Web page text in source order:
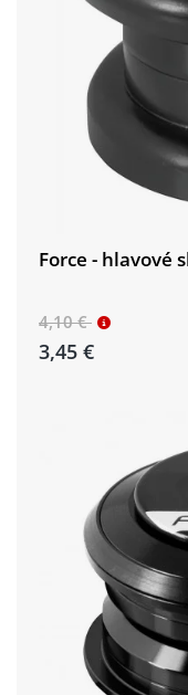
Force - hlavové
4,10 €
3,45 €